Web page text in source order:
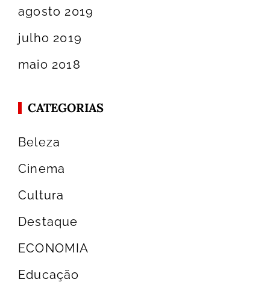
agosto 2019
julho 2019
maio 2018
CATEGORIAS
Beleza
Cinema
Cultura
Destaque
ECONOMIA
Educação